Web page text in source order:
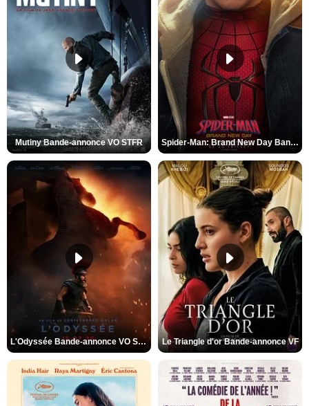
Mutiny Bande-annonce VO STFR Spider-Man: Brand New Day Bande-annonce VO STFR
L'Odyssée Bande-annonce VO STFR Le Triangle d'or Bande-annonce VF